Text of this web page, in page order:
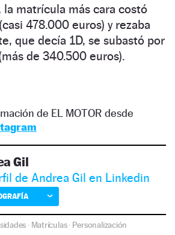
la matrícula más cara costó
(casi 478.000 euros) y rezaba
que decía 1D, se subastó por
de 340.500 euros).
de EL MOTOR desde
Gil
de Andrea Gil en Linkedin
· Matrículas· Personalización